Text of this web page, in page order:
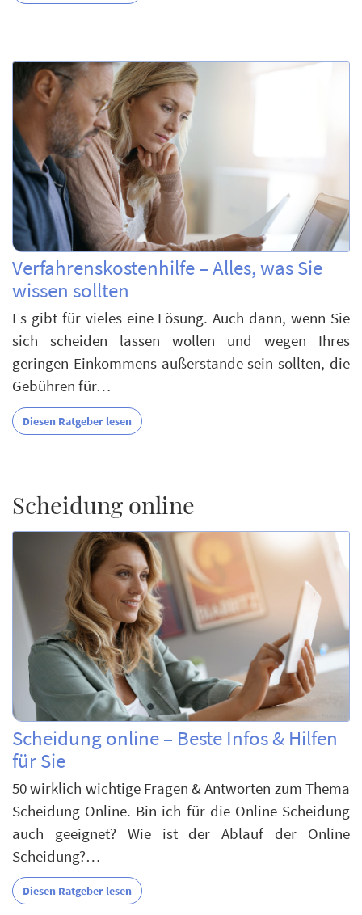
Verfahrenskostenhilfe – Alles, was Sie
wissen sollten
Es gibt für vieles eine Lösung. Auch dann, wenn Sie
sich scheiden lassen wollen und wegen Ihres
geringen Einkommens außerstande sein sollten, die
Gebühren für…
Diesen Ratgeber lesen
Scheidung online
Scheidung online – Beste Infos & Hilfen
für Sie
50 wirklich wichtige Fragen & Antworten zum Thema
Scheidung Online. Bin ich für die Online Scheidung
auch geeignet? Wie ist der Ablauf der Online
Scheidung?…
Diesen Ratgeber lesen